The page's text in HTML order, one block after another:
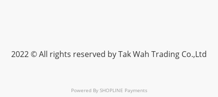
2022 © All rights reserved by Tak Wah Trading Co.,Ltd
Powered By SHOPLINE Payments